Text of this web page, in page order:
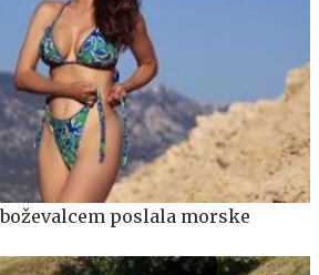
poslala morske